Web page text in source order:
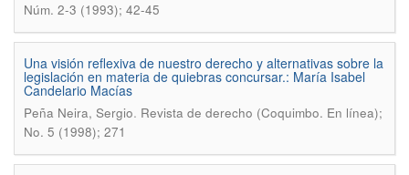
Núm. 2-3 (1993); 42-45
Una visión reflexiva de nuestro derecho y alternativas sobre la
legislación en materia de quiebras concursar.: María Isabel
Candelario Macías
Peña Neira, Sergio. Revista de derecho (Coquimbo. En línea);
No. 5 (1998); 271